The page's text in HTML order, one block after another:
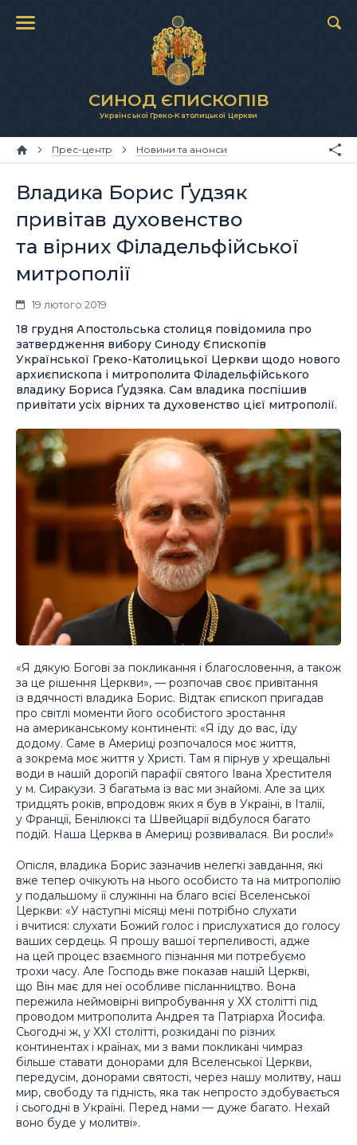
СИНОД ЄПИСКОПІВ
Української Греко-Католицької Церкви
Прес-центр Новини та анонси
Владика Борис Ґудзяк
привітав духовенство
та вірних Філадельфійської
митрополії
19 лютого 2019
18 грудня Апостольська столиця повідомила про
затвердження вибору Синоду Єпископів
Української Греко-Католицької Церкви щодо нового
архиєпископа і митрополита Філадельфійського
владику Бориса Ґудзяка. Сам владика поспішив
привітати усіх вірних та духовенство цієї митрополії.
«Я дякую Богові за покликання і благословення, а також
за це рішення Церкви», — розпочав своє привітання
із вдячності владика Борис. Відтак єпископ пригадав
про світлі моменти його особистого зростання
на американському континенті: «Я їду до вас, їду
додому. Саме в Америці розпочалося моє життя,
а зокрема моє життя у Христі. Там я пірнув у хрещальні
води в нашій дорогій парафії святого Івана Хрестителя
у м. Сиракузи. З багатьма із вас ми знайомі. Але за цих
тридцять років, впродовж яких я був в Україні, в Італії,
у Франції, Бенілюксі та Швейцарії відбулося багато
подій. Наша Церква в Америці розвивалася. Ви росли!»
Опісля, владика Борис зазначив нелегкі завдання, які
вже тепер очікують на нього особисто та на митрополію
у подальшому її служінні на благо всієї Вселенської
Церкви: «У наступні місяці мені потрібно слухати
і вчитися: слухати Божий голос і прислухатися до голосу
ваших сердець. Я прошу вашої терпеливості, адже
на цей процес взаємного пізнання ми потребуємо
трохи часу. Але Господь вже показав нашій Церкві,
що Він має для неї особливе післанництво. Вона
пережила неймовірні випробування у ХХ столітті під
проводом митрополита Андрея та Патріарха Йосифа.
Сьогодні ж, у ХХІ столітті, розкидані по різних
континентах і країнах, ми з вами покликані чимраз
більше ставати донорами для Вселенської Церкви,
передусім, донорами святості, через нашу молитву, наш
мир, свободу та гідність, яка так непросто здобувається
і сьогодні в Україні. Перед нами — дуже багато. Нехай
воно буде у молитві».